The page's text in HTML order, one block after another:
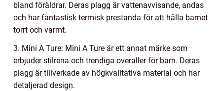
bland föräldrar. Deras plagg är vattenavvisande, andas
och har fantastisk termisk prestanda för att hålla barnet
torrt och varmt.
3. Mini A Ture: Mini A Ture är ett annat märke som
erbjuder stilrena och trendiga overaller för barn. Deras
plagg är tillverkade av högkvalitativa material och har
detaljerad design.